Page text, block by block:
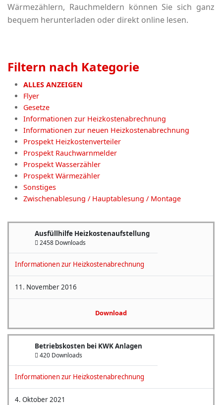
Wärmezählern, Rauchmeldern können Sie sich ganz
bequem herunterladen oder direkt online lesen.
Filtern nach Kategorie
ALLES ANZEIGEN
Flyer
Gesetze
Informationen zur Heizkostenabrechnung
Informationen zur neuen Heizkostenabrechnung
Prospekt Heizkostenverteiler
Prospekt Rauchwarnmelder
Prospekt Wasserzähler
Prospekt Wärmezähler
Sonstiges
Zwischenablesung / Hauptablesung / Montage
Ausfüllhilfe Heizkostenaufstellung
2458 Downloads
Informationen zur Heizkostenabrechnung
11. November 2016
Download
Betriebskosten bei KWK Anlagen
420 Downloads
Informationen zur Heizkostenabrechnung
4. Oktober 2021